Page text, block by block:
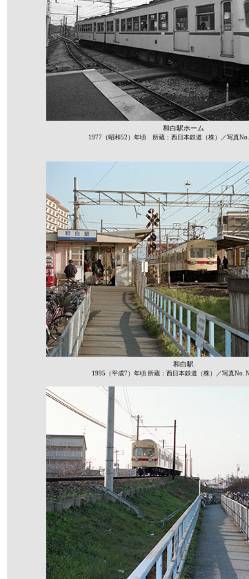
和白駅ホーム
1977（昭和52）年頃 所蔵：西日本鉄道（株）／写真
和白駅
1995（平成7）年頃 所蔵：西日本鉄道（株）／写真No.